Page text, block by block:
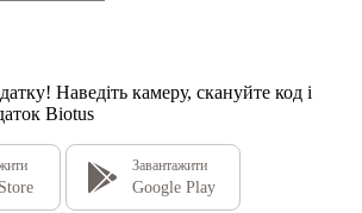
Наведіть камеру, скануйте код і
Biotus
Завантажити
Google Play